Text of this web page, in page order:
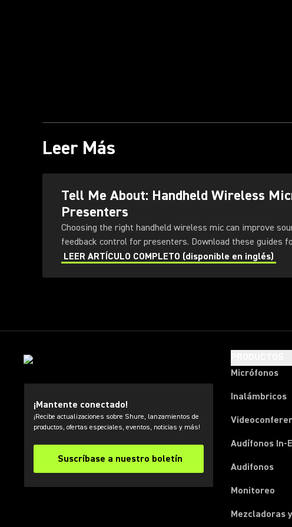
Leer Más
Tell Me About: Handheld Wireless
Presenters
Choosing the right handheld wireless mic can improve
feedback control for presenters. Download
LEER ARTÍCULO COMPLETO (disponible en inglés)
¡Mantente conectado!
¡Recibe actualizaciones sobre Shure, lanzamientos de
productos, ofertas especiales, eventos, noticias y más!
Suscríbase a nuestro boletín
Micrófonos
Inalámbricos
Audífonos In-
Audifonos
Monitoreo
Mezcladoras